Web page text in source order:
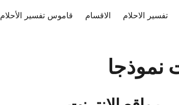
تفسير الاحلام الاقسام قاموس تفسير الأحلام
نموذجا